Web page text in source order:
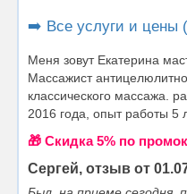
➡️ Все услуги и цены
Меня зовут Екатерина
Массажист
классического массажа.
2016 года, опыт работы 5
🎁 Cкидка 5% по
Сергей, отзыв от